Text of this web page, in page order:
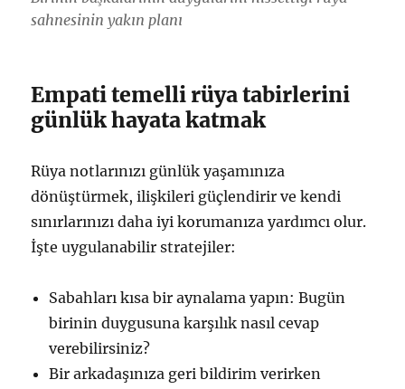
sahnesinin yakın planı
Empati temelli rüya tabirlerini
günlük hayata katmak
Rüya notlarınızı günlük yaşamınıza
dönüştürmek, ilişkileri güçlendirir ve kendi
sınırlarınızı daha iyi korumanıza yardımcı olur.
İşte uygulanabilir stratejiler:
Sabahları kısa bir aynalama yapın: Bugün
birinin duygusuna karşılık nasıl cevap
verebilirsiniz?
Bir arkadaşınıza geri bildirim verirken